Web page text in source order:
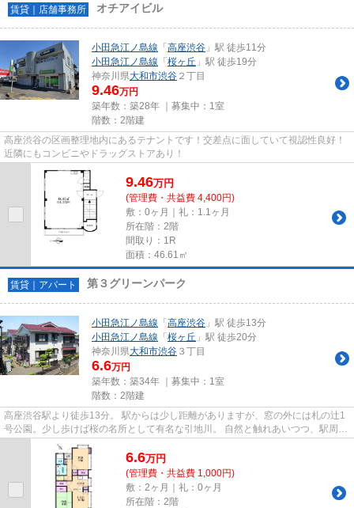
賃貸｜店舗事務所 オチアイビル
小田急江ノ島線 「 高座渋谷 」駅 徒歩11分
小田急江ノ島線 「 桜ヶ丘 」駅 徒歩19分
神奈川県大和市渋谷 ２丁目
9.46万円
築年数：築28年 ｜募集中： 1室
階数：2階建
高座渋谷の区画整理地内にあるテナントです！交差点に面していて視認性良好！
近隣にもコンビニやドラッグストアあり！
9.46万円
(管理費・共益費 4,400円)
敷：0ヶ月｜礼：1.1ヶ月
所在階：2階
間取り：1R
面積：46.61㎡
賃貸｜アパート 第３グリーンパーク
小田急江ノ島線 「 高座渋谷 」駅 徒歩13分
小田急江ノ島線 「 桜ヶ丘 」駅 徒歩20分
神奈川県大和市渋谷 ３丁目
6.6万円
築年数：築34年 ｜募集中： 1室
階数：2階建
高座渋谷駅より徒歩13分。 駅からは少し距離がありますが、窓の外には札の辻1
号公園。少し歩けば桜の名所として有名な引地川。 自然と触れあいつつ、駅周辺
の商業施設群の利便性も享受...
6.6万円
(管理費・共益費 1,000円)
敷：2ヶ月｜礼：0ヶ月
所在階：2階